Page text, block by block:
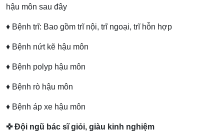
hậu môn sau đây
♦ Bệnh trĩ: Bao gồm trĩ nội, trĩ ngoại, trĩ hỗn hợp
♦ Bệnh nứt kẽ hậu môn
♦ Bệnh polyp hậu môn
♦ Bệnh rò hậu môn
♦ Bệnh áp xe hậu môn
✜ Đội ngũ bác sĩ giỏi, giàu kinh nghiệm